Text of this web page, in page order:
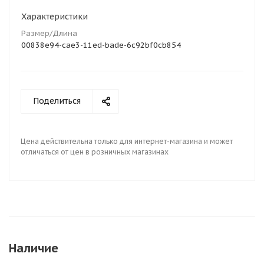
Характеристики
Размер/Длина
00838e94-cae3-11ed-bade-6c92bf0cb854
Поделиться
Цена действительна только для интернет-магазина и может
отличаться от цен в розничных магазинах
Наличие